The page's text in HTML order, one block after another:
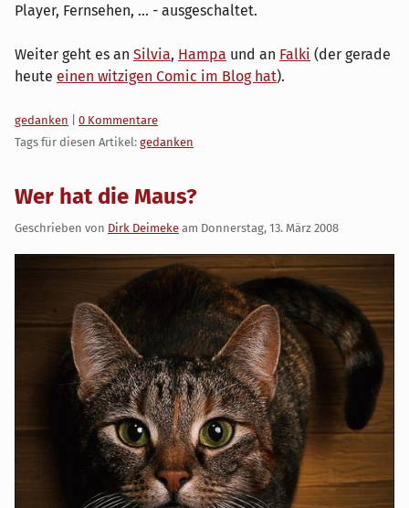
Player, Fernsehen, ... - ausgeschaltet.
Weiter geht es an Silvia, Hampa und an Falki (der gerade
heute einen witzigen Comic im Blog hat).
Kategorien:
gedanken
0 Kommentare
Tags für diesen Artikel: gedanken
Wer hat die Maus?
Geschrieben von Dirk Deimeke am Donnerstag, 13. März 2008